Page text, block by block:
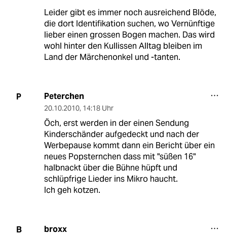
Leider gibt es immer noch ausreichend Blöde,
die dort Identifikation suchen, wo Vernünftige
lieber einen grossen Bogen machen. Das wird
wohl hinter den Kullissen Alltag bleiben im
Land der Märchenonkel und -tanten.
P Peterchen
20.10.2010, 14:18 Uhr
Öch, erst werden in der einen Sendung
Kinderschänder aufgedeckt und nach der
Werbepause kommt dann ein Bericht über ein
neues Popsternchen dass mit "süßen 16"
halbnackt über die Bühne hüpft und
schlüpfrige Lieder ins Mikro haucht.
Ich geh kotzen.
B broxx